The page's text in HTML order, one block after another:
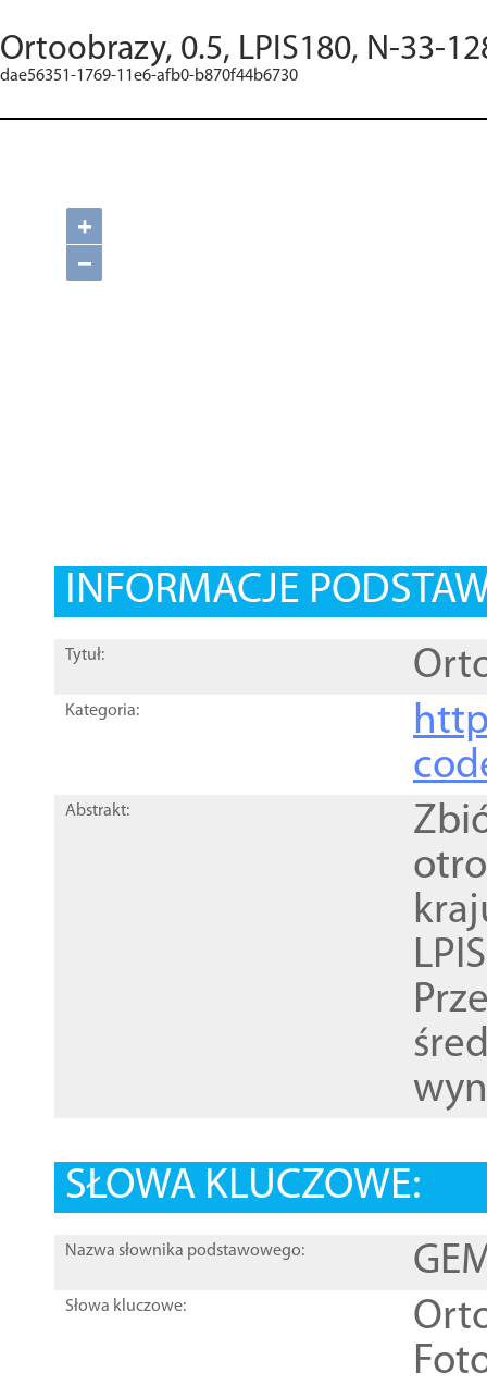
Ortoobrazy, 0.5, LPIS180, N-33-
dae56351-1769-11e6-afb0-b870f44b6730
+
−
INFORMACJE
Tytuł:
Kategoria:
Abstrakt:
SŁOWA KLUCZOWE:
Nazwa słownika podstawowego:
Słowa kluczowe: